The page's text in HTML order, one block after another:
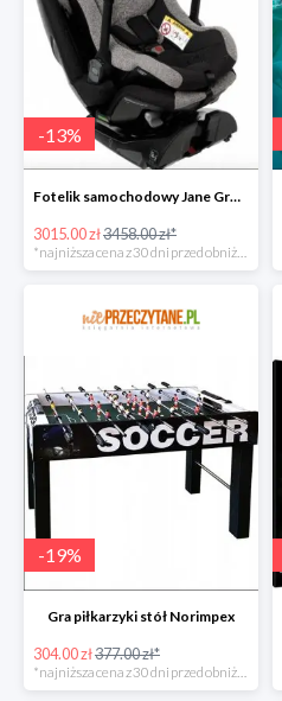
-13%
Fotelik samochodowy Jane Groowy i-Size
3015.00 zł3458.00 zł*
-19%
Gra piłkarzyki stół Norimpex
304.00 zł377.00 zł*
*najniższa cena z 30 dni przed obniżką